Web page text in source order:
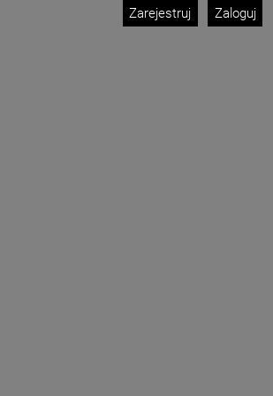
Zarejestruj Zaloguj